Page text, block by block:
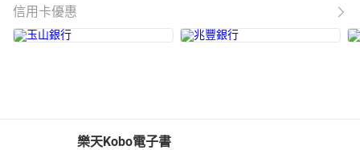
信用卡優惠
樂天Kobo電子書